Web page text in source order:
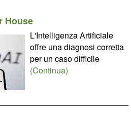
House
L'Intelligenza Artificiale
offre una diagnosi corretta
per un caso difficile
(Continua)